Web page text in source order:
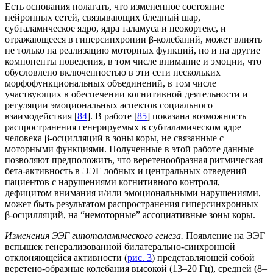
Есть основания полагать, что измененное состояние
нейронных сетей, связывающих бледный шар,
субталамическое ядро, ядра таламуса и неокортекс, и
отражающееся в гиперсинхронии β-колебаний, может влиять
не только на реализацию моторных функций, но и на другие
компоненты поведения, в том числе внимание и эмоции, что
обусловлено включенностью в эти сети нескольких
морфофункциональных объединений, в том числе
участвующих в обеспечении когнитивной деятельности и
регуляции эмоциональных аспектов социального
взаимодействия [84]. В работе [85] показана возможность
распространения генерируемых в субталамическом ядре
человека β-осцилляций в зоны коры, не связанные с
моторными функциями. Полученные в этой работе данные
позволяют предположить, что веретенообразная ритмическая
бета-активность в ЭЭГ лобных и центральных отведений
пациентов с нарушениями когнитивного контроля,
дефицитом внимания и/или эмоциональными нарушениями,
может быть результатом распространения гиперсинхронных
β-осцилляций, на “немоторные” ассоциативные зоны коры.
Изменения ЭЭГ гипоталамического генеза. Появление на ЭЭГ
вспышек генерализованной билатерально-синхронной
отклоняющейся активности (рис. 3) представляющей собой
веретено-образные колебания высокой (13–20 Гц), средней (8–